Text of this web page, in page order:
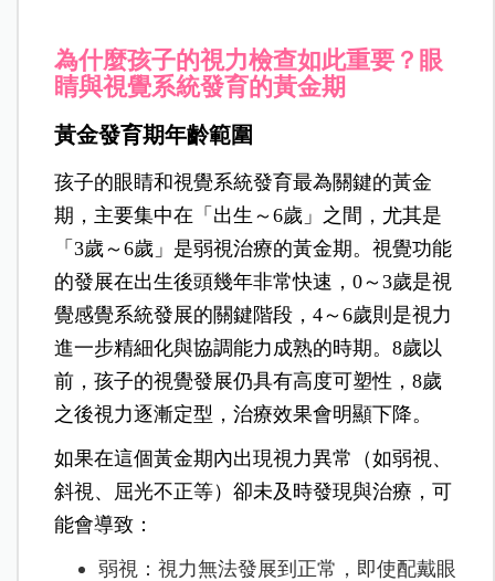
為什麼孩子的視力檢查如此重要？眼
睛與視覺系統發育的黃金期
黃金發育期年齡範圍
孩子的眼睛和視覺系統發育最為關鍵的黃金
期，主要集中在「出生～6歲」之間，尤其是
「3歲～6歲」是弱視治療的黃金期。視覺功能
的發展在出生後頭幾年非常快速，0～3歲是視
覺感覺系統發展的關鍵階段，4～6歲則是視力
進一步精細化與協調能力成熟的時期。8歲以
前，孩子的視覺發展仍具有高度可塑性，8歲
之後視力逐漸定型，治療效果會明顯下降。
如果在這個黃金期內出現視力異常（如弱視、
斜視、屈光不正等）卻未及時發現與治療，可
能會導致：
弱視：視力無法發展到正常，即使配戴眼